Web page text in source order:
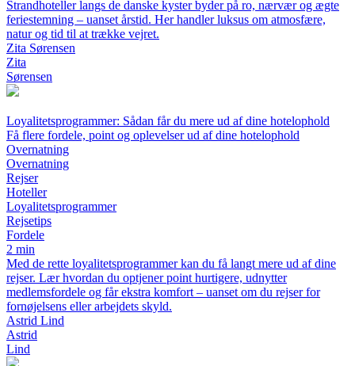
Strandhoteller langs de danske kyster byder på ro, nærvær og ægte
feriestemning – uanset årstid. Her handler luksus om atmosfære,
natur og tid til at trække vejret.
Zita Sørensen
Zita
Sørensen
Loyalitetsprogrammer: Sådan får du mere ud af dine hotelophold
Få flere fordele, point og oplevelser ud af dine hotelophold
Overnatning
Overnatning
Rejser
Hoteller
Loyalitetsprogrammer
Rejsetips
Fordele
2 min
Med de rette loyalitetsprogrammer kan du få langt mere ud af dine
rejser. Lær hvordan du optjener point hurtigere, udnytter
medlemsfordele og får ekstra komfort – uanset om du rejser for
fornøjelsens eller arbejdets skyld.
Astrid Lind
Astrid
Lind